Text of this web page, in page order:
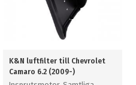
K&N luftfilter till Chevrolet
Camaro 6.2 (2009-)